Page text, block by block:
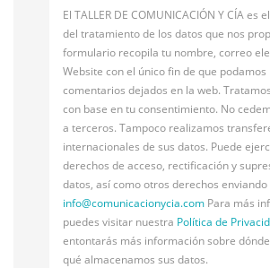
El TALLER DE COMUNICACIÓN Y CÍA es
del tratamiento de los datos que nos
formulario recopila tu nombre, correo
Website con el único fin de que podamos
comentarios dejados en la web.
con base en tu consentimiento. No
a terceros. Tampoco realizamos
internacionales de sus datos. Puede
derechos de acceso, rectificación y
datos, así como otros derechos
info@comunicacionycia.com Para más
puedes visitar nuestra Política de
entontarás más información sobre
qué almacenamos sus datos.